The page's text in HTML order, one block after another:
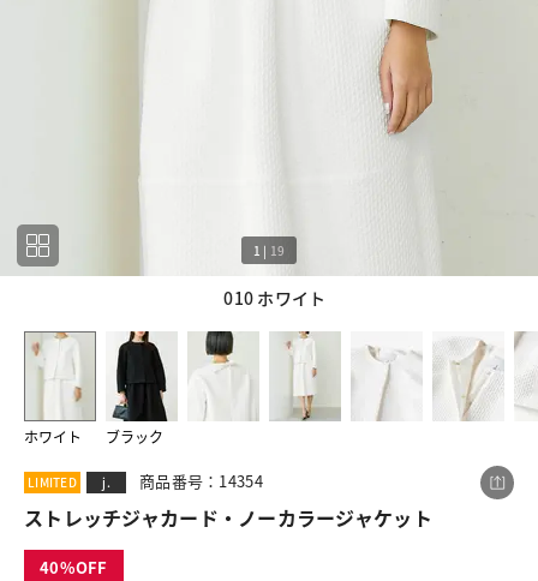
010 ホワイト
1 | 19
ホワイト ブラック
LIMITED j. 商品番号：14354
ストレッチジャカード・ノーカラージャケット
40
この商品をシェアする